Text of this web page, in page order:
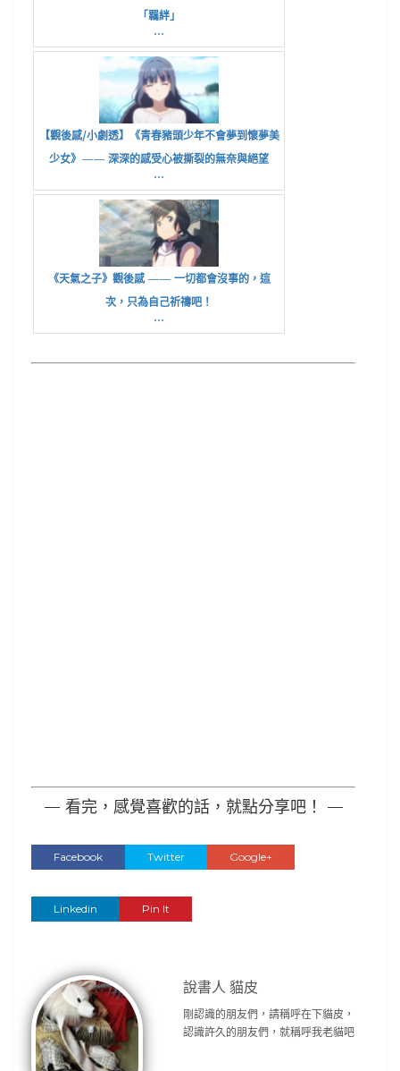
「羈絆」
...
【觀後感/小劇透】《青春豬頭少年不會夢到懷夢美
少女》—— 深深的感受心被撕裂的無奈與絕望
...
《天氣之子》觀後感 —— 一切都會沒事的，這
次，只為自己祈禱吧！
...
— 看完，感覺喜歡的話，就點分享吧！ —
Facebook Twitter Google+
Linkedin Pin It
說書人 貓皮
剛認識的朋友們，請稱呼在下貓皮，
認識許久的朋友們，就稱呼我老貓吧